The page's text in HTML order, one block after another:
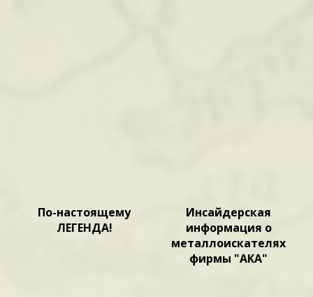
По-настоящему
ЛЕГЕНДА!
Инсайдерская
информация о
металлоискателях
фирмы "АКА"